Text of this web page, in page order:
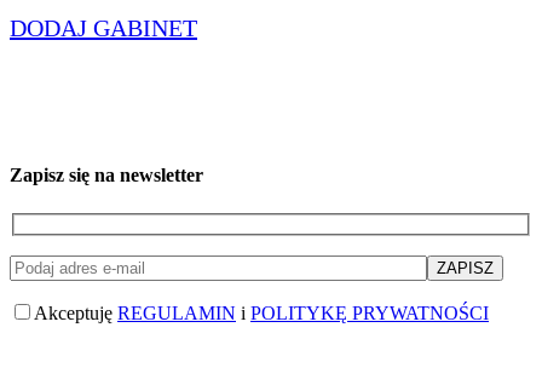
DODAJ GABINET
Zapisz się na newsletter
Akceptuję REGULAMIN i POLITYKĘ PRYWATNOŚCI